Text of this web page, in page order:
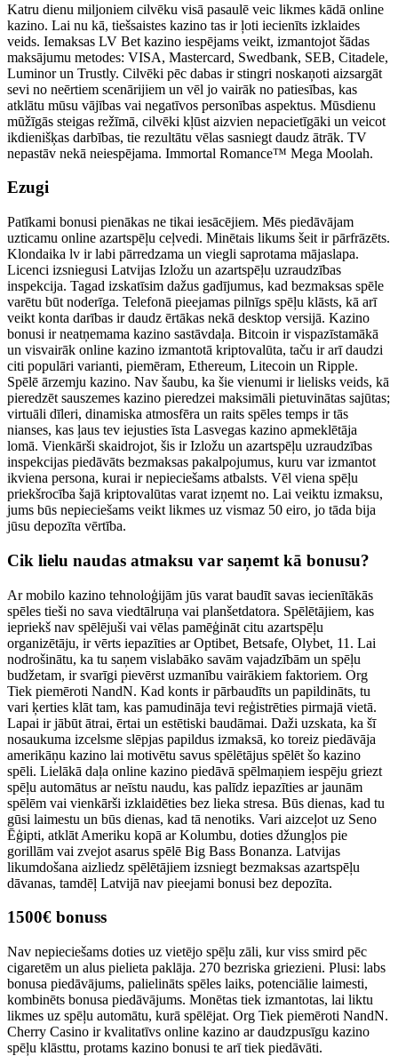
Katru dienu miljoniem cilvēku visā pasaulē veic likmes kādā online
kazino. Lai nu kā, tiešsaistes kazino tas ir ļoti iecienīts izklaides
veids. Iemaksas LV Bet kazino iespējams veikt, izmantojot šādas
maksājumu metodes: VISA, Mastercard, Swedbank, SEB, Citadele,
Luminor un Trustly. Cilvēki pēc dabas ir stingri noskaņoti aizsargāt
sevi no neērtiem scenārijiem un vēl jo vairāk no patiesības, kas
atklātu mūsu vājības vai negatīvos personības aspektus. Mūsdienu
mūžīgās steigas režīmā, cilvēki kļūst aizvien nepacietīgāki un veicot
ikdienišķas darbības, tie rezultātu vēlas sasniegt daudz ātrāk. TV
nepastāv nekā neiespējama. Immortal Romance™ Mega Moolah.
Ezugi
Patīkami bonusi pienākas ne tikai iesācējiem. Mēs piedāvājam
uzticamu online azartspēļu ceļvedi. Minētais likums šeit ir pārfrāzēts.
Klondaika lv ir labi pārredzama un viegli saprotama mājaslapa.
Licenci izsniegusi Latvijas Izložu un azartspēļu uzraudzības
inspekcija. Tagad izskatīsim dažus gadījumus, kad bezmaksas spēle
varētu būt noderīga. Telefonā pieejamas pilnīgs spēļu klāsts, kā arī
veikt konta darības ir daudz ērtākas nekā desktop versijā. Kazino
bonusi ir neatņemama kazino sastāvdaļa. Bitcoin ir vispazīstamākā
un visvairāk online kazino izmantotā kriptovalūta, taču ir arī daudzi
citi populāri varianti, piemēram, Ethereum, Litecoin un Ripple.
Spēlē ārzemju kazino. Nav šaubu, ka šie vienumi ir lielisks veids, kā
pieredzēt sauszemes kazino pieredzei maksimāli pietuvinātas sajūtas;
virtuāli dīleri, dinamiska atmosfēra un raits spēles temps ir tās
nianses, kas ļaus tev iejusties īsta Lasvegas kazino apmeklētāja
lomā. Vienkārši skaidrojot, šis ir Izložu un azartspēļu uzraudzības
inspekcijas piedāvāts bezmaksas pakalpojumus, kuru var izmantot
ikviena persona, kurai ir nepieciešams atbalsts. Vēl viena spēļu
priekšrocība šajā kriptovalūtas varat izņemt no. Lai veiktu izmaksu,
jums būs nepieciešams veikt likmes uz vismaz 50 eiro, jo tāda bija
jūsu depozīta vērtība.
Cik lielu naudas atmaksu var saņemt kā bonusu?
Ar mobilo kazino tehnoloģijām jūs varat baudīt savas iecienītākās
spēles tieši no sava viedtālruņa vai planšetdatora. Spēlētājiem, kas
iepriekš nav spēlējuši vai vēlas pamēģināt citu azartspēļu
organizētāju, ir vērts iepazīties ar Optibet, Betsafe, Olybet, 11. Lai
nodrošinātu, ka tu saņem vislabāko savām vajadzībām un spēļu
budžetam, ir svarīgi pievērst uzmanību vairākiem faktoriem. Org
Tiek piemēroti NandN. Kad konts ir pārbaudīts un papildināts, tu
vari ķerties klāt tam, kas pamudināja tevi reģistrēties pirmajā vietā.
Lapai ir jābūt ātrai, ērtai un estētiski baudāmai. Daži uzskata, ka šī
nosaukuma izcelsme slēpjas papildus izmaksā, ko toreiz piedāvāja
amerikāņu kazino lai motivētu savus spēlētājus spēlēt šo kazino
spēli. Lielākā daļa online kazino piedāvā spēlmaņiem iespēju griezt
spēļu automātus ar neīstu naudu, kas palīdz iepazīties ar jaunām
spēlēm vai vienkārši izklaidēties bez lieka stresa. Būs dienas, kad tu
gūsi laimestu un būs dienas, kad tā nenotiks. Vari aizceļot uz Seno
Ēģipti, atklāt Ameriku kopā ar Kolumbu, doties džungļos pie
gorillām vai zvejot asarus spēlē Big Bass Bonanza. Latvijas
likumdošana aizliedz spēlētājiem izsniegt bezmaksas azartspēļu
dāvanas, tamdēļ Latvijā nav pieejami bonusi bez depozīta.
1500€ bonuss
Nav nepieciešams doties uz vietējo spēļu zāli, kur viss smird pēc
cigaretēm un alus pielieta paklāja. 270 bezriska griezieni. Plusi: labs
bonusa piedāvājums, palielināts spēles laiks, potenciālie laimesti,
kombinēts bonusa piedāvājums. Monētas tiek izmantotas, lai liktu
likmes uz spēļu automātu, kurā spēlējat. Org Tiek piemēroti NandN.
Cherry Casino ir kvalitatīvs online kazino ar daudzpusīgu kazino
spēļu klāsttu, protams kazino bonusi te arī tiek piedāvāti.